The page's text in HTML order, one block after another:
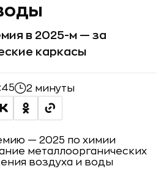
в 2025-м — за
каркасы
2 минуты